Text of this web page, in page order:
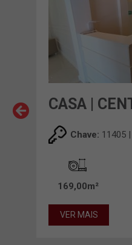
CASA |
Chave: 11405 |
169,00m²
VER MAIS